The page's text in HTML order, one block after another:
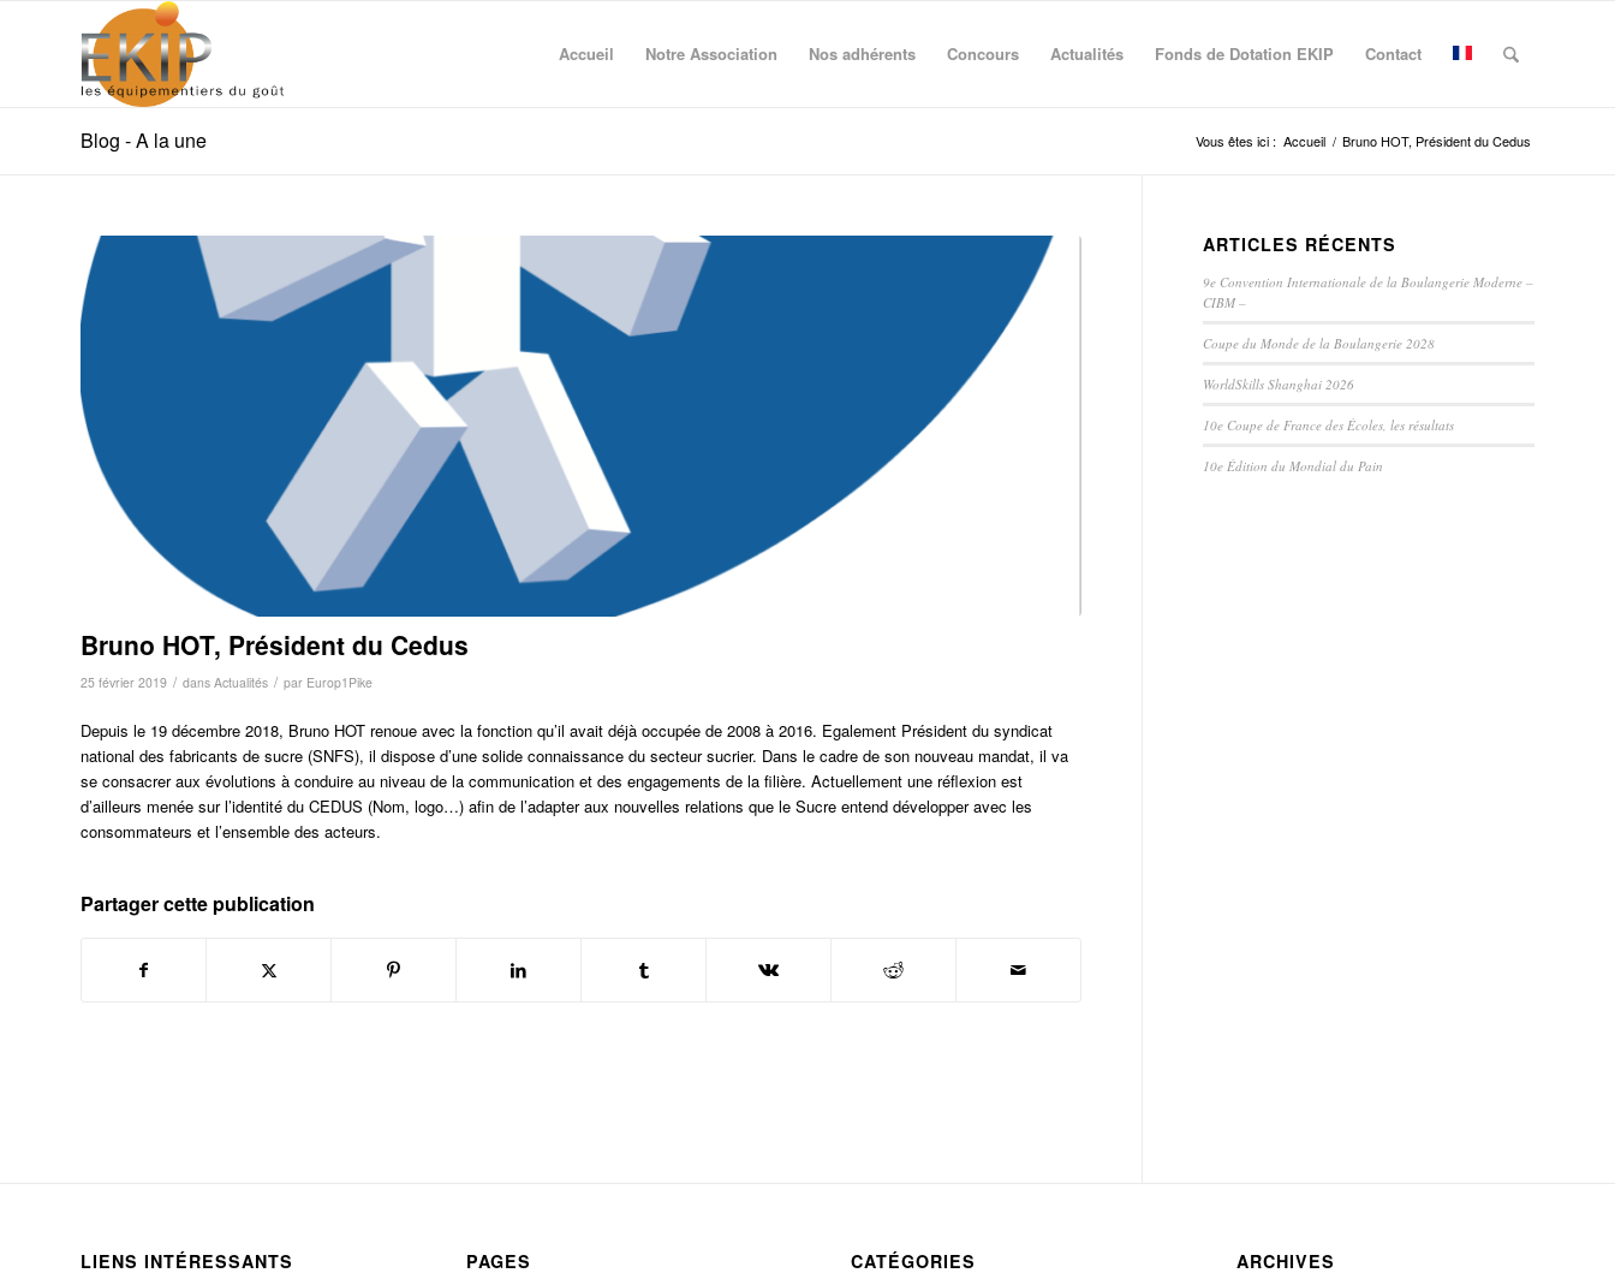
Accueil Notre Association Nos adhérents Concours Actualités Fonds de Dotation EKIP Contact
Blog - A la une Vous êtes ici : Accueil / Bruno HOT, Président du Cedus
Bruno HOT, Président du Cedus
25 février 2019 / dans Actualités / par Europ1Pike
Depuis le 19 décembre 2018, Bruno HOT renoue avec la fonction qu’il avait déjà occupée de 2008 à 2016. Egalement Président du syndicat
national des fabricants de sucre (SNFS), il dispose d’une solide connaissance du secteur sucrier. Dans le cadre de son nouveau mandat, il va
se consacrer aux évolutions à conduire au niveau de la communication et des engagements de la filière. Actuellement une réflexion est
d’ailleurs menée sur l’identité du CEDUS (Nom, logo…) afin de l’adapter aux nouvelles relations que le Sucre entend développer avec les
consommateurs et l’ensemble des acteurs.
Partager cette publication
ARTICLES RÉCENTS
9e Convention Internationale de la Boulangerie Moderne –
CIBM –
Coupe du Monde de la Boulangerie 2028
WorldSkills Shanghai 2026
10e Coupe de France des Écoles, les résultats
10e Édition du Mondial du Pain
LIENS INTÉRESSANTS PAGES CATÉGORIES ARCHIVES